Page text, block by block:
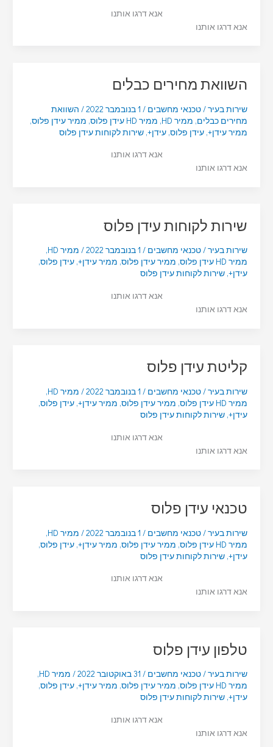
אנא דרגו אותנו
אנא דרגו אותנו
השוואת מחירים כבלים
שירות בעיר/טכנאי מחשבים / 1 בנובמבר 2022 / השוואת
מחירים כבלים, ממיר HD , ממיר HD עידן פלוס , ממיר עידן פלוס,
ממיר עידן+, עידן פלוס, עידן+, שירות לקוחות עידן פלוס
אנא דרגו אותנו
אנא דרגו אותנו
שירות לקוחות עידן פלוס
שירות בעיר/טכנאי מחשבים / 1 בנובמבר 2022 / ממיר HD
,
ממיר HD עידן פלוס
, ממיר עידן פלוס, ממיר עידן+, עידן פלוס,
עידן+, שירות לקוחות עידן פלוס
אנא דרגו אותנו
אנא דרגו אותנו
קליטת עידן פלוס
שירות בעיר/טכנאי מחשבים / 1 בנובמבר 2022 / ממיר HD
,
ממיר HD עידן פלוס
, ממיר עידן פלוס, ממיר עידן+, עידן פלוס,
עידן+, שירות לקוחות עידן פלוס
אנא דרגו אותנו
אנא דרגו אותנו
טכנאי עידן פלוס
שירות בעיר/טכנאי מחשבים / 1 בנובמבר 2022 / ממיר HD
,
ממיר HD עידן פלוס
, ממיר עידן פלוס, ממיר עידן+, עידן פלוס,
עידן+, שירות לקוחות עידן פלוס
אנא דרגו אותנו
אנא דרגו אותנו
טלפון עידן פלוס
שירות בעיר/טכנאי מחשבים / 31 באוקטובר 2022 / ממיר HD
,
ממיר HD עידן פלוס
, ממיר עידן פלוס, ממיר עידן+, עידן פלוס,
עידן+, שירות לקוחות עידן פלוס
אנא דרגו אותנו
אנא דרגו אותנו